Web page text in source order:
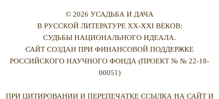
© 2026 УСАДЬБА И ДАЧА
В РУССКОЙ ЛИТЕРАТУРЕ XX-XXI ВЕКОВ:
СУДЬБЫ НАЦИОНАЛЬНОГО ИДЕАЛА.
САЙТ СОЗДАН ПРИ ФИНАНСОВОЙ ПОДДЕРЖКЕ
РОССИЙСКОГО НАУЧНОГО ФОНДА (ПРОЕКТ № № 22-18-
00051)
ПРИ ЦИТИРОВАНИИ И ПЕРЕПЕЧАТКЕ ССЫЛКА НА САЙТ И